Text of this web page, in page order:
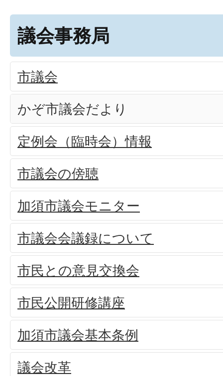
議会事務局
市議会
かぞ市議会だより
定例会（臨時会）情報
市議会の傍聴
加須市議会モニター
市議会会議録について
市民との意見交換会
市民公開研修講座
加須市議会基本条例
議会改革